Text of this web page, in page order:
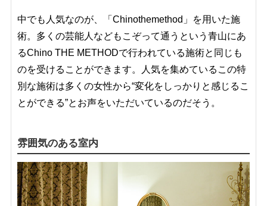
中でも人気なのが、「Chinothemethod」を用いた施
術。多くの芸能人などもこぞって通うという青山にあ
るChino THE METHODで行われている施術と同じも
のを受けることができます。人気を集めているこの特
別な施術は多くの女性から“変化をしっかりと感じるこ
とができる”とお声をいただいているのだそう。
雰囲気のある室内